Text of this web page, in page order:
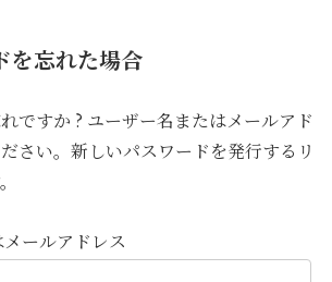
を忘れた場合
ですか ? ユーザー名またはメールアド
さい。新しいパスワードを発行するリ
ールアドレス